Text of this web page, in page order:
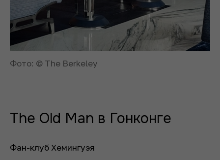
Фото: © The Berkeley
The Old Man в Гонконге
Фан-клуб Хемингуэя